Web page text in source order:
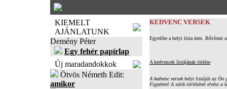
KIEMELT
AJÁNLATUNK
Demény Péter
Egy fehér papírlap
Új maradandokkok
Ötvös Németh Edit:
amikor
KEDVENC VERSEK
Egyelőre a helyi lista üres. Bővíteni
A kedvencek listájának törlése
A kedvenc versek helyi listáját az Ön
Figyelem! A sütik törlésével elvész a